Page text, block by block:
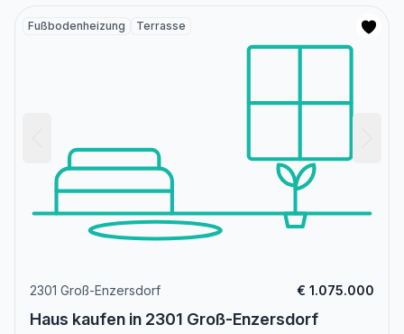
Fußbodenheizung Terrasse
2301 Groß-Enzersdorf € 1.075.000
Haus kaufen in 2301 Groß-Enzersdorf